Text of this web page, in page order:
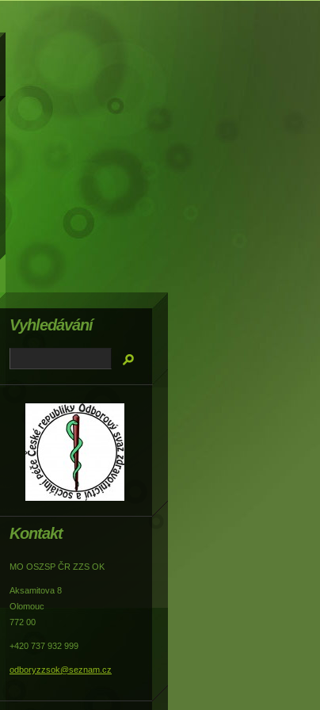
Kontakt
MO OSZSP ČR ZZS OK
Aksamitova 8
Olomouc
772 00
+420 737 932 999
odboryzzsok@seznam.cz
Vyhledávání